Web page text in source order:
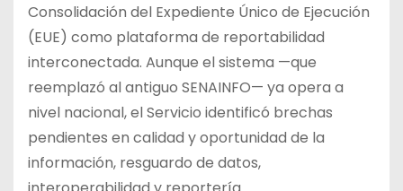
Consolidación del Expediente Único de Ejecución
(EUE) como plataforma de reportabilidad
interconectada. Aunque el sistema —que
reemplazó al antiguo SENAINFO— ya opera a
nivel nacional, el Servicio identificó brechas
pendientes en calidad y oportunidad de la
información, resguardo de datos,